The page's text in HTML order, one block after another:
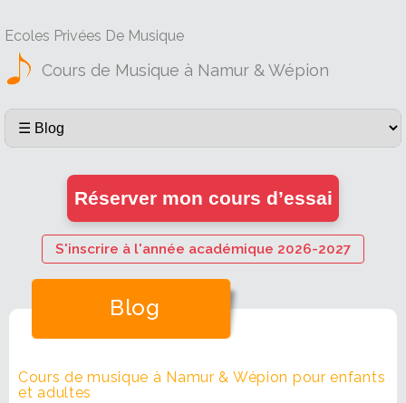
Ecoles Privées De Musique
Cours de Musique à Namur & Wépion
Réserver mon cours d’essai
S'inscrire à l'année académique 2026-2027
Blog
Cours de musique à Namur & Wépion pour enfants
et adultes